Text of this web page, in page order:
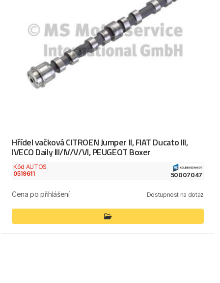
Hřídel vačková CITROEN Jumper II, FIAT Ducato III,
IVECO Daily III/IV/V/VI, PEUGEOT Boxer
Kód AUTOS
0519611
50007047
Cena po přihlášení Dostupnost na dotaz